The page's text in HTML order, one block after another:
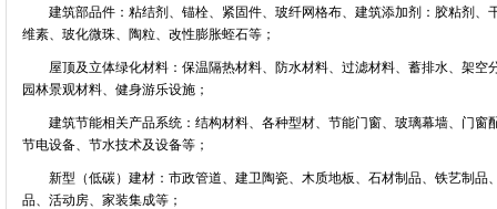
建筑部品件：粘结剂、锚栓、紧固件、玻纤网格布、建筑添加剂：胶粘剂、
维素、玻化微珠、陶粒、改性膨胀蛭石等；
屋顶及立体绿化材料：保温隔热材料、防水材料、过滤材料、蓄排水、架空
园林景观材料、健身游乐设施；
建筑节能相关产品系统：结构材料、各种型材、节能门窗、玻璃幕墙、门窗
节电设备、节水技术及设备等；
新型（低碳）建材：市政管道、建卫陶瓷、木质地板、石材制品、铁艺制品
品、活动房、家装集成等；